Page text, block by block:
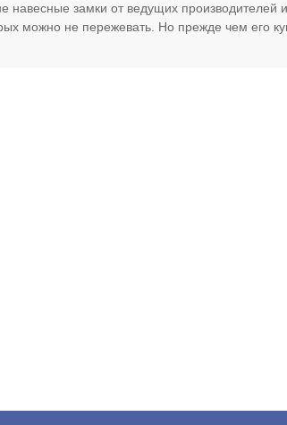
навесные замки от ведущих производителей
можно не пережевать. Но прежде чем его